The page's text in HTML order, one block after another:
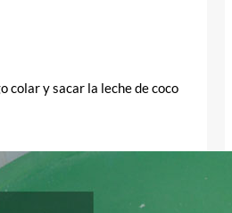
colar y sacar la leche de coco